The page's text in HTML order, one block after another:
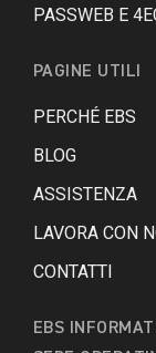
PASSWEB E
PAGINE UTILI
PERCHÉ EBS
BLOG
ASSISTENZA
LAVORA CON
CONTATTI
EBS